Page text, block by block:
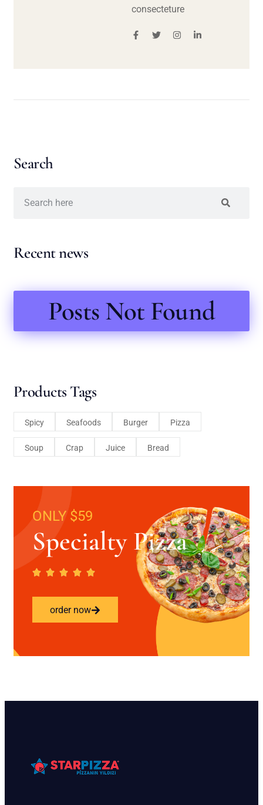
consecteture
Search
Recent news
Posts Not Found
Products Tags
Spicy Seafoods Burger Pizza
Soup Crap Juice Bread
ONLY $59
Specialty Pizza
order now